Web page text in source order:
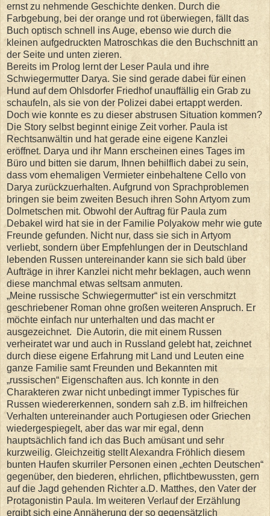
ernst zu nehmende Geschichte denken. Durch die
Farbgebung, bei der orange und rot überwiegen, fällt das
Buch optisch schnell ins Auge, ebenso wie durch die
kleinen aufgedruckten Matroschkas die den Buchschnitt an
der Seite und unten zieren.
Bereits im Prolog lernt der Leser Paula und ihre
Schwiegermutter Darya. Sie sind gerade dabei für einen
Hund auf dem Ohlsdorfer Friedhof unauffällig ein Grab zu
schaufeln, als sie von der Polizei dabei ertappt werden.
Doch wie konnte es zu dieser abstrusen Situation kommen?
Die Story selbst beginnt einige Zeit vorher. Paula ist
Rechtsanwältin und hat gerade eine eigene Kanzlei
eröffnet. Darya und ihr Mann erscheinen eines Tages im
Büro und bitten sie darum, Ihnen behilflich dabei zu sein,
dass vom ehemaligen Vermieter einbehaltene Cello von
Darya zurückzuerhalten. Aufgrund von Sprachproblemen
bringen sie beim zweiten Besuch ihren Sohn Artyom zum
Dolmetschen mit. Obwohl der Auftrag für Paula zum
Debakel wird hat sie in der Familie Polyakow mehr wie gute
Freunde gefunden. Nicht nur, dass sie sich in Artyom
verliebt, sondern über Empfehlungen der in Deutschland
lebenden Russen untereinander kann sie sich bald über
Aufträge in ihrer Kanzlei nicht mehr beklagen, auch wenn
diese manchmal etwas seltsam anmuten.
„Meine russische Schwiegermutter“ ist ein verschmitzt
geschriebener Roman ohne großen weiteren Anspruch. Er
möchte einfach nur unterhalten und das macht er
ausgezeichnet.
Die Autorin, die mit einem Russen
verheiratet war und auch in Russland gelebt hat, zeichnet
durch diese eigene Erfahrung mit Land und Leuten eine
ganze Familie samt Freunden und Bekannten mit
„russischen“ Eigenschaften aus. Ich konnte in den
Charakteren zwar nicht unbedingt immer Typisches für
Russen wiedererkennen, sondern sah z.B. im hilfreichen
Verhalten untereinander auch Portugiesen oder Griechen
wiedergespiegelt, aber das war mir egal, denn
hauptsächlich fand ich das Buch amüsant und sehr
kurzweilig. Gleichzeitig stellt Alexandra Fröhlich diesem
bunten Haufen skurriler Personen einen „echten Deutschen“
gegenüber, den biederen, ehrlichen, pflichtbewussten, gern
auf die Jagd gehenden Richter a.D. Matthes, den Vater der
Protagonistin Paula. Im weiteren Verlauf der Erzählung
ergibt sich eine Annäherung der so gegensätzlich